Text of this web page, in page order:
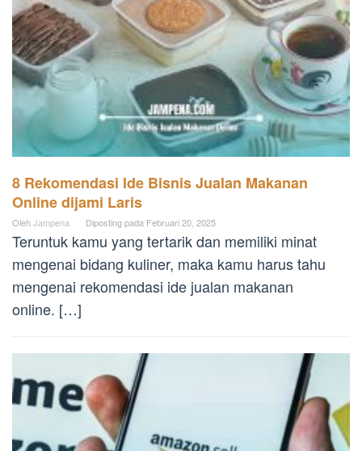
8 Rekomendasi Ide Bisnis Jualan Makanan
Online dijami Laris
OlehJampena Diposting pada Februari 20, 2025
Teruntuk kamu yang tertarik dan memiliki minat
mengenai bidang kuliner, maka kamu harus tahu
mengenai rekomendasi ide jualan makanan
online. […]